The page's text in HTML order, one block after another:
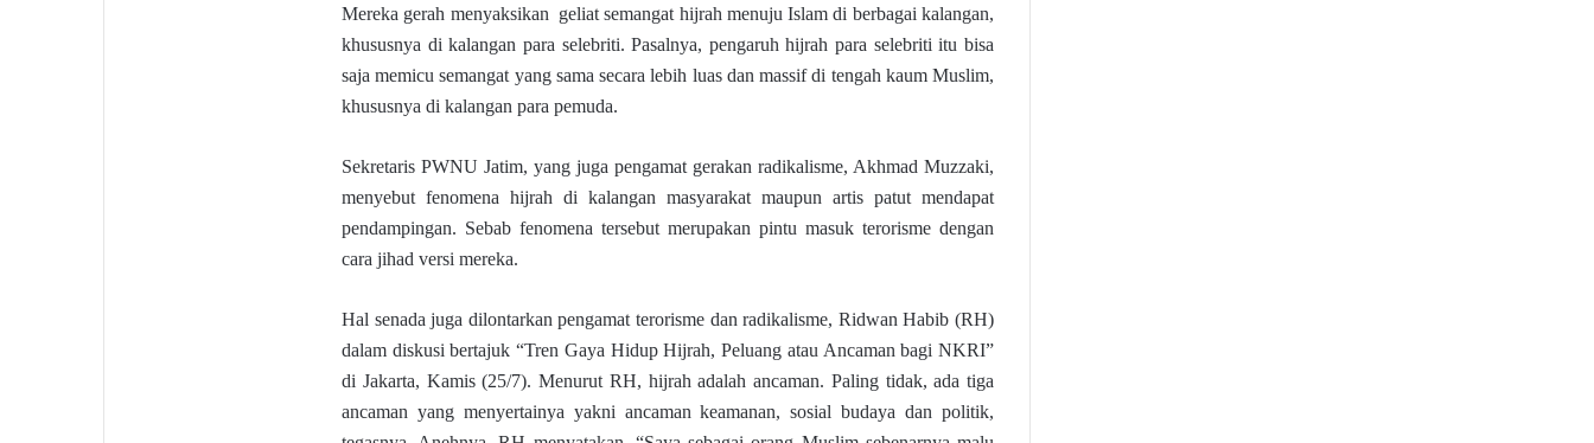
Mereka gerah menyaksikan geliat semangat hijrah menuju Islam di berbagai kalangan,
khususnya di kalangan para selebriti. Pasalnya, pengaruh hijrah para selebriti itu bisa
saja memicu semangat yang sama secara lebih luas dan massif di tengah kaum Muslim,
khususnya di kalangan para pemuda.
Sekretaris PWNU Jatim, yang juga pengamat gerakan radikalisme, Akhmad Muzzaki,
menyebut fenomena hijrah di kalangan masyarakat maupun artis patut mendapat
pendampingan. Sebab fenomena tersebut merupakan pintu masuk terorisme dengan
cara jihad versi mereka.
Hal senada juga dilontarkan pengamat terorisme dan radikalisme, Ridwan Habib (RH)
dalam diskusi bertajuk “Tren Gaya Hidup Hijrah, Peluang atau Ancaman bagi NKRI”
di Jakarta, Kamis (25/7). Menurut RH, hijrah adalah ancaman. Paling tidak, ada tiga
ancaman yang menyertainya yakni ancaman keamanan, sosial budaya dan politik,